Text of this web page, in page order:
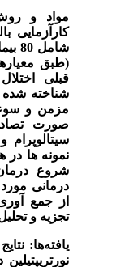
مواد و
کارآزمایی
شامل
(طبق
قبلی
شناخته شده
مزمن و
صورت
سیتالوپرام و
شروع
درمانی مورد
از جمع
تجزیه و تحلیل
یافته‌ها:نتایج